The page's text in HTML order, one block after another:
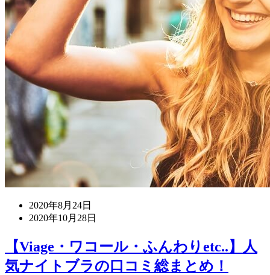
2020年8月24日
2020年10月28日
【Viage・ワコール・ふんわりetc..】人
気ナイトブラの口コミ総まとめ！